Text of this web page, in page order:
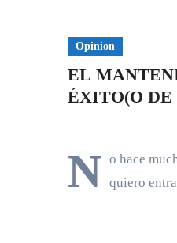
Opinion
EL
ÉXITO(O DE
N o hace
quiero